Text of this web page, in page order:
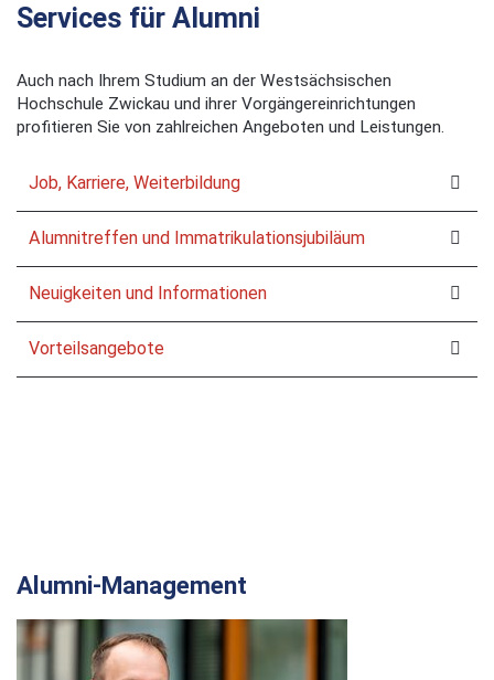
Services für Alumni
Auch nach Ihrem Studium an der Westsächsischen
Hochschule Zwickau und ihrer Vorgängereinrichtungen
profitieren Sie von zahlreichen Angeboten und Leistungen.
Job, Karriere, Weiterbildung
Alumnitreffen und Immatrikulationsjubiläum
Neuigkeiten und Informationen
Vorteilsangebote
Alumni-Management